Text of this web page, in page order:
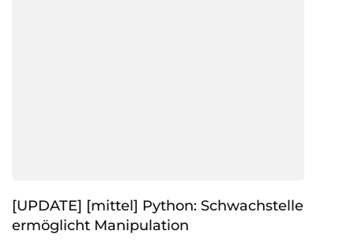
[UPDATE] [mittel] Python: Schwachstelle
ermöglicht Manipulation